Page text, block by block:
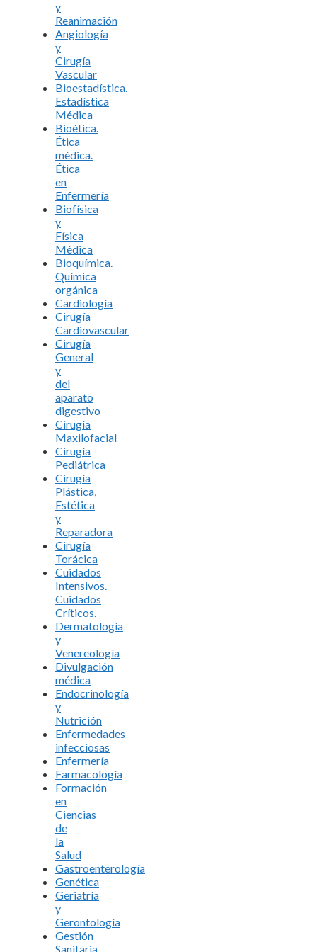
y
Reanimación
Angiología
y
Cirugía
Vascular
Bioestadística.
Estadística
Médica
Bioética.
Ética
médica.
Ética
en
Enfermería
Biofísica
y
Física
Médica
Bioquímica.
Química
orgánica
Cardiología
Cirugía
Cardiovascular
Cirugía
General
y
del
aparato
digestivo
Cirugía
Maxilofacial
Cirugía
Pediátrica
Cirugía
Plástica,
Estética
y
Reparadora
Cirugía
Torácica
Cuidados
Intensivos.
Cuidados
Críticos.
Dermatología
y
Venereología
Divulgación
médica
Endocrinología
y
Nutrición
Enfermedades
infecciosas
Enfermería
Farmacología
Formación
en
Ciencias
de
la
Salud
Gastroenterología
Genética
Geriatría
y
Gerontología
Gestión
Sanitaria